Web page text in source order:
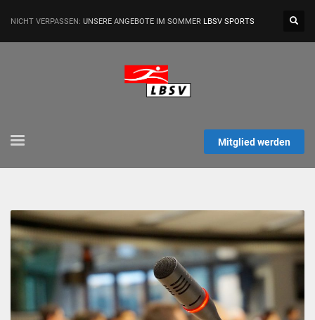
NICHT VERPASSEN: UNSERE ANGEBOTE IM SOMMER LBSV SPORTS
Mitglied werden